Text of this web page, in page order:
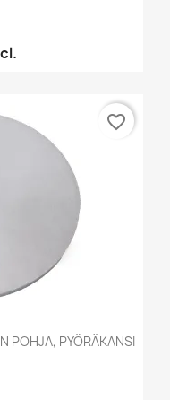
POHJA, PYÖRÄKANSI
favorite_border